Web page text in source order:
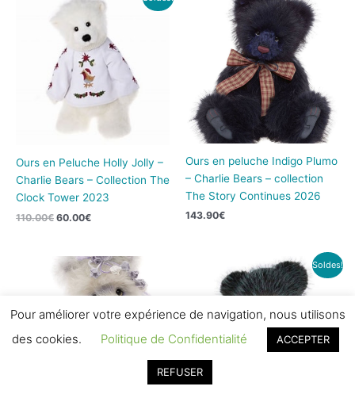
Ours en Peluche Holly Jolly –
Charlie Bears – Collection The
Clock Tower 2023
110.00€
prix
était :
110.00€.
60.00€
prix
est :
60.00€.
Ours en peluche Indigo Plumo
– Charlie Bears – collection
The Story Continues 2026
143.90€
Soldes!
prix
initial
était :
112.00€.
Le
prix
actuel
est :
65.00€.
Pour améliorer votre expérience de navigation, nous utilisons
des cookies.
Politique de Confidentialité ACCEPTER
REFUSER